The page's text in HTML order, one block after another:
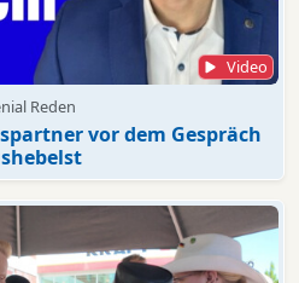
Video
Reden
vor dem Gespräch